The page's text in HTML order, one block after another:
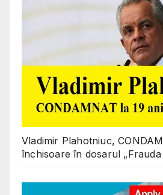
Vladimir Plahotniuc,
închisoare în dosarul „Frauda